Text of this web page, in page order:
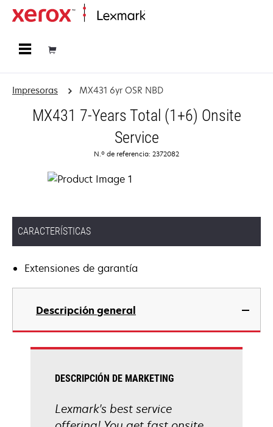
Impresoras MX431 6yr OSR NBD
MX431 7-Years Total (1+6) Onsite
Service
N.º de referencia: 2372082
CARACTERÍSTICAS
Extensiones de garantía
Descripción general
DESCRIPCIÓN DE MARKETING
Lexmark's best service